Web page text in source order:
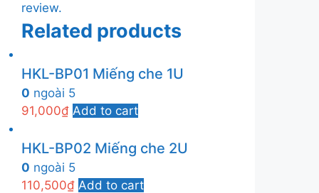
review.
Related products
HKL-BP01 Miếng che 1U
0 ngoài 5
91,000₫ Add to cart
HKL-BP02 Miếng che 2U
0 ngoài 5
110,500₫ Add to cart